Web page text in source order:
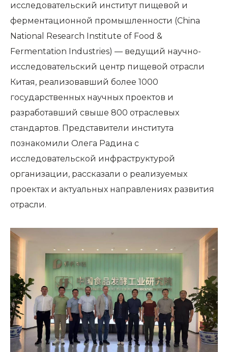
исследовательский институт пищевой и
ферментационной промышленности (China
National Research Institute of Food &
Fermentation Industries) — ведущий научно-
исследовательский центр пищевой отрасли
Китая, реализовавший более 1000
государственных научных проектов и
разработавший свыше 800 отраслевых
стандартов. Представители института
познакомили Олега Радина с
исследовательской инфраструктурой
организации, рассказали о реализуемых
проектах и актуальных направлениях развития
отрасли.